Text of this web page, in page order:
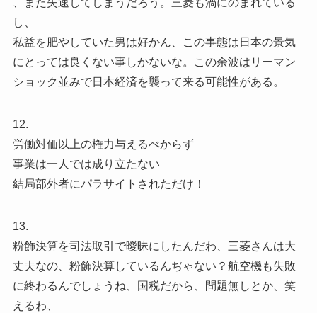
、また失速してしまうだろう。三菱も渦にのまれている
し、
私益を肥やしていた男は好かん、この事態は日本の景気
にとっては良くない事しかないな。この余波はリーマン
ショック並みで日本経済を襲って来る可能性がある。
12.
労働対価以上の権力与えるべからず
事業は一人では成り立たない
結局部外者にパラサイトされただけ！
13.
粉飾決算を司法取引で曖昧にしたんだわ、三菱さんは大
丈夫なの、粉飾決算しているんぢゃない？航空機も失敗
に終わるんでしょうね、国税だから、問題無しとか、笑
えるわ、